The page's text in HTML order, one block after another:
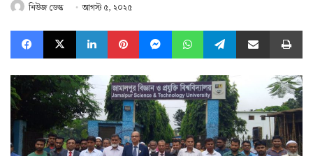
নিউজ ডেস্ক আগস্ট ৫, ২০২৫
Facebook
X LinkedInPinterestMessengerWhatsAppTelegramShare via Email